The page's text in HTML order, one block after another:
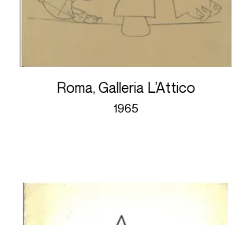
Roma, Galleria L’Attico
1965